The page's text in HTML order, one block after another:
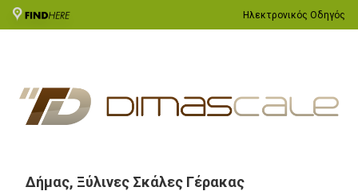
Ηλεκτρονικός Οδηγός
Δήμας, Ξύλινες Σκάλες Γέρακας